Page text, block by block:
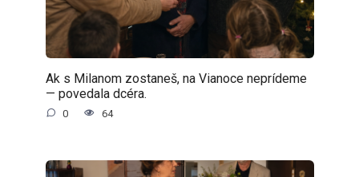
Ak s Milanom zostaneš, na Vianoce neprídeme
— povedala dcéra.
0 64